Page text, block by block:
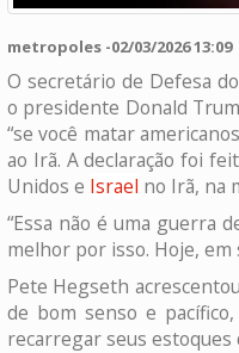
metropoles -02/03/2026 13:09
O secretário de Defesa
o presidente Donald
“se você matar
ao Irã. A declaração foi
Unidos e Israel no Irã, na
“Essa não é uma guerra
melhor por isso. Hoje, em
Pete Hegseth
de bom senso e
recarregar seus estoques